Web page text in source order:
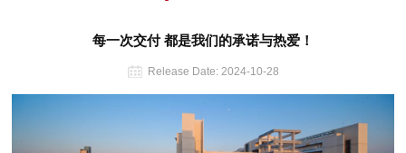
每一次交付 都是我们的承诺与热爱！
Release Date: 2024-10-28